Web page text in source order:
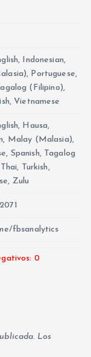
Indonesian,
Portuguese,
(Filipino),
Vietnamese
Hausa,
Malay (Malasia),
Spanish, Tagalog
Turkish,
Zulu
fbsanalytics
0
Los